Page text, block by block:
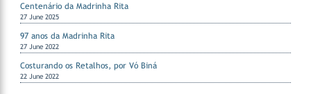
Centenário da Madrinha Rita
27 June 2025
97 anos da Madrinha Rita
27 June 2022
Costurando os Retalhos, por Vó Biná
22 June 2022